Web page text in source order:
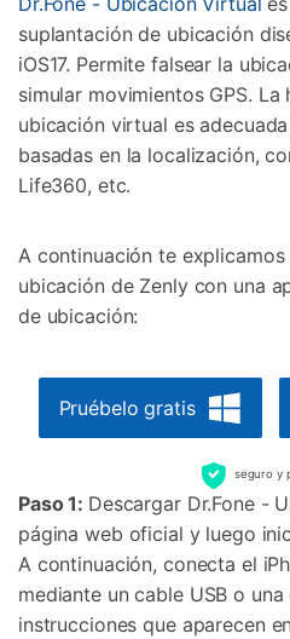
suplantación de ubicación
iOS17. Permite falsear la
simular movimientos GPS.
ubicación virtual es
basadas en la localización,
Life360, etc.
A continuación te
ubicación de Zenly con una
de ubicación:
Pruébelo gratis
seguro y
Paso 1: Descargar Dr.Fone -
página web oficial y luego
A continuación, conecta el
mediante un cable USB o
instrucciones que aparecen